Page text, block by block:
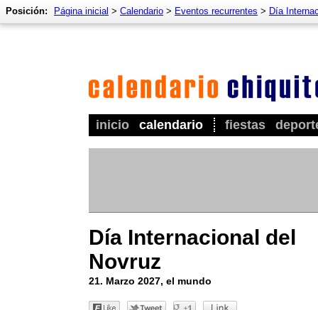
inicio calendario fiestas
Posición: Página inicial > Calendario > Eventos recurrentes > Día
Día Internacional del
Novruz
21. Marzo 2027, el mundo